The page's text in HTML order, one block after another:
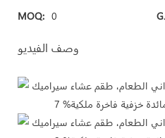
MOQ: 0
وصف الفيديو